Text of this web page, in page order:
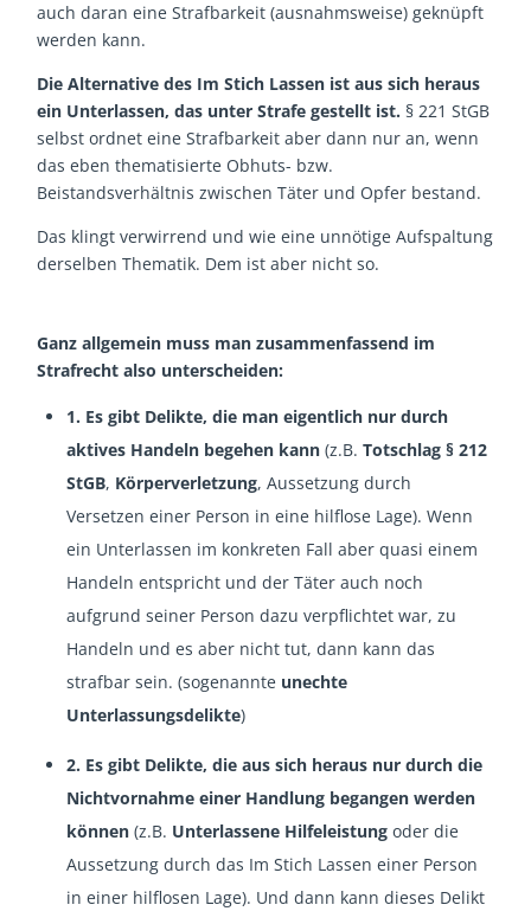
auch daran eine Strafbarkeit (ausnahmsweise) geknüpft
werden kann.
Die Alternative des Im Stich Lassen ist aus sich heraus
ein Unterlassen, das unter Strafe gestellt ist. § 221 StGB
selbst ordnet eine Strafbarkeit aber dann nur an, wenn
das eben thematisierte Obhuts- bzw.
Beistandsverhältnis zwischen Täter und Opfer bestand.
Das klingt verwirrend und wie eine unnötige Aufspaltung
derselben Thematik. Dem ist aber nicht so.
Ganz allgemein muss man zusammenfassend im
Strafrecht also unterscheiden:
1. Es gibt Delikte, die man eigentlich nur durch
aktives Handeln begehen kann (z.B.Totschlag § 212
StGB, Körperverletzung, Aussetzung durch
Versetzen einer Person in eine hilflose Lage). Wenn
ein Unterlassen im konkreten Fall aber quasi einem
Handeln entspricht und der Täter auch noch
aufgrund seiner Person dazu verpflichtet war, zu
Handeln und es aber nicht tut, dann kann das
strafbar sein. (sogenannte unechte
Unterlassungsdelikte)
2. Es gibt Delikte, die aus sich heraus nur durch die
Nichtvornahme einer Handlung begangen werden
können (z.B. Unterlassene Hilfeleistungoder die
Aussetzung durch das Im Stich Lassen einer Person
in einer hilflosen Lage). Und dann kann dieses Delikt